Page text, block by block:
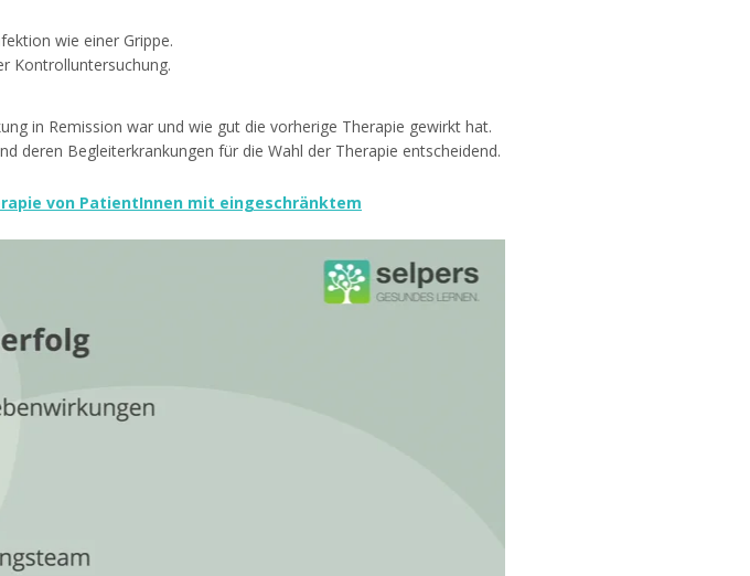
wie einer Grippe.
Kontrolluntersuchung.
in Remission war und wie gut die vorherige Therapie gewirkt hat.
deren Begleiterkrankungen für die Wahl der Therapie entscheidend.
von PatientInnen mit eingeschränktem